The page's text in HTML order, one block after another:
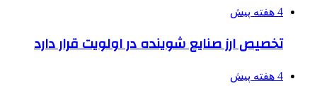
4 هفته پیش
تخصیص ارز صنایع شوینده در اولویت قرار دارد
4 هفته پیش